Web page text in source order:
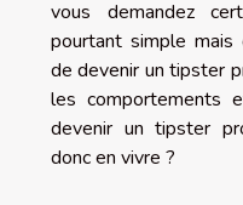
vous demandez
pourtant simple mais
de devenir un tipster
les comportements
devenir un tipster
donc en vivre ?